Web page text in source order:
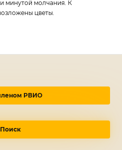
минутой молчания. К
цветы.
РВИО
Поиск